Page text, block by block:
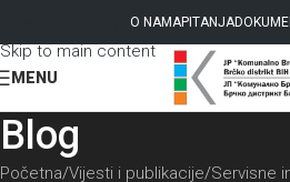
Skip to navigation
Skip to main content
O NAMAPITANJA
MENU
Blog
Početna Vijesti i publikacije Servisne